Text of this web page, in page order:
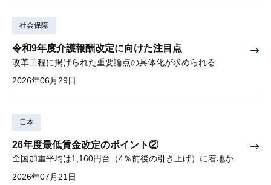
社会保障
令和9年度介護報酬改定に向けた注目点
改革工程に掲げられた重要論点の具体化が求められる
2026年06月29日
日本
26年度最低賃金改定のポイント②
全国加重平均は1,160円台（4％前後の引き上げ）に着地か
2026年07月21日